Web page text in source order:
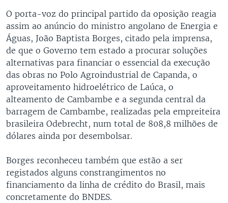
O porta-voz do principal partido da oposição reagia
assim ao anúncio do ministro angolano de Energia e
Águas, João Baptista Borges, citado pela imprensa,
de que o Governo tem estado a procurar soluções
alternativas para financiar o essencial da execução
das obras no Polo Agroindustrial de Capanda, o
aproveitamento hidroelétrico de Laúca, o
alteamento de Cambambe e a segunda central da
barragem de Cambambe, realizadas pela empreiteira
brasileira Odebrecht, num total de 808,8 milhões de
dólares ainda por desembolsar.
Borges reconheceu também que estão a ser
registados alguns constrangimentos no
financiamento da linha de crédito do Brasil, mais
concretamente do BNDES.